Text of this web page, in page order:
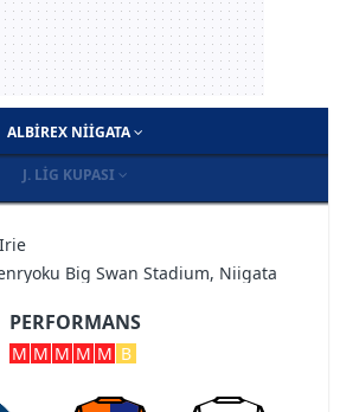
ALBIREX NIIGATA
J. LIG KUPASI
Big Swan Stadium, Niigata
PERFORMANS
M M M M M B